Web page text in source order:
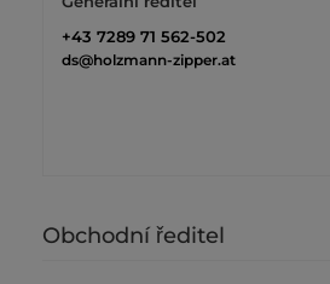
+43 7289 71 562-502
ds@holzmann-zipper.at
Obchodní ředitel